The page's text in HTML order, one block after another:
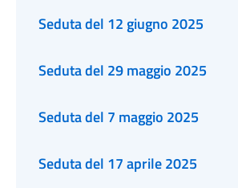
Seduta del 12 giugno 2025
Seduta del 29 maggio 2025
Seduta del 7 maggio 2025
Seduta del 17 aprile 2025